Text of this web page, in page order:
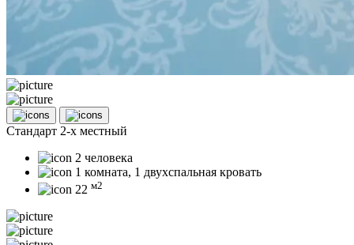
Стандарт 2-х местный
2 человека
1 комната, 1 двухспальная кровать
22 м2